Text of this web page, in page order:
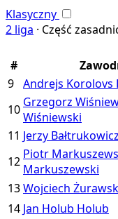
Klasyczny
2 liga · Część
#
9 Andrejs Korolovs
10 Grzegorz
Wiśniewski
11 Jerzy Bałtrukowicz
12 Piotr
Markuszewski
13Wojciech
14 Jan Holub Holub